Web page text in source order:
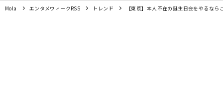
Mola エンタメウィークRSS トレンド 【東京】本人不在の誕生日会をやるな